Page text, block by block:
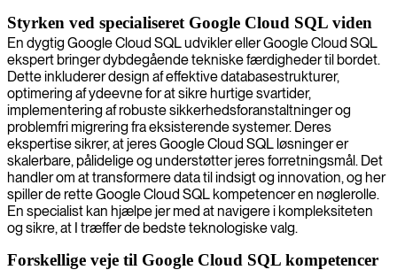
Styrken ved specialiseret Google Cloud SQL viden
En dygtig Google Cloud SQL udvikler eller Google Cloud SQL
ekspert bringer dybdegående tekniske færdigheder til bordet.
Dette inkluderer design af effektive databasestrukturer,
optimering af ydeevne for at sikre hurtige svartider,
implementering af robuste sikkerhedsforanstaltninger og
problemfri migrering fra eksisterende systemer. Deres
ekspertise sikrer, at jeres Google Cloud SQL løsninger er
skalerbare, pålidelige og understøtter jeres forretningsmål. Det
handler om at transformere data til indsigt og innovation, og her
spiller de rette Google Cloud SQL kompetencer en nøglerolle.
En specialist kan hjælpe jer med at navigere i kompleksiteten
og sikre, at I træffer de bedste teknologiske valg.
Forskellige veje til Google Cloud SQL kompetencer